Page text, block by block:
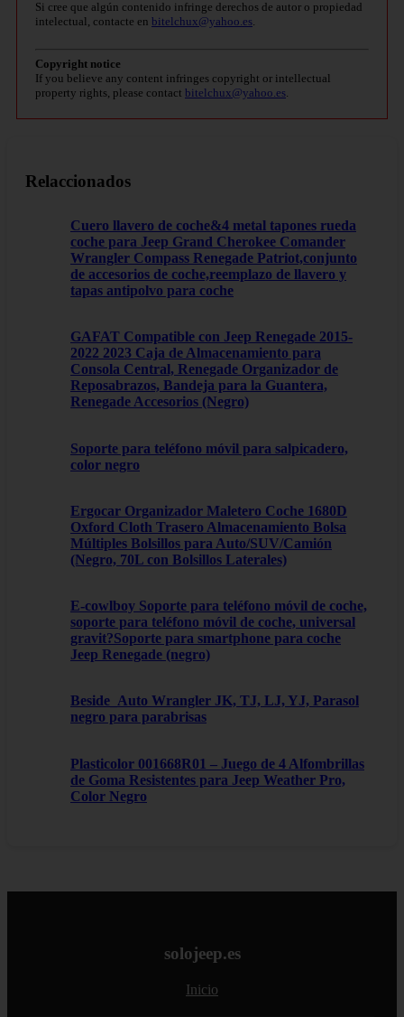
Si cree que algún contenido infringe derechos de autor o propiedad
intelectual, contacte en bitelchux@yahoo.es
Copyright notice
If you believe any content infringes copyright or intellectual
property rights, please contact bitelchux@yahoo.es
Relaccionados
Cuero llavero de coche&4 metal tapones rueda
coche para Jeep Grand Cherokee Comander
Wrangler Compass Renegade Patriot,conjunto
de accesorios de coche,reemplazo de llavero y
tapas antipolvo para coche
GAFAT Compatible con Jeep Renegade 2015-
2022 2023 Caja de Almacenamiento para
Consola Central, Renegade Organizador de
Reposabrazos, Bandeja para la Guantera,
Renegade Accesorios (Negro)
Soporte para teléfono móvil para salpicadero,
color negro
Ergocar Organizador Maletero Coche 1680D
Oxford Cloth Trasero Almacenamiento Bolsa
Múltiples Bolsillos para Auto/SUV/Camión
(Negro, 70L con Bolsillos Laterales)
E-cowlboy Soporte para teléfono móvil de coche,
soporte para teléfono móvil de coche, universal
gravit?Soporte para smartphone para coche
Jeep Renegade (negro)
Beside_Auto Wrangler JK, TJ, LJ, YJ, Parasol
negro para parabrisas
Plasticolor 001668R01 – Juego de 4 Alfombrillas
de Goma Resistentes para Jeep Weather Pro,
Color Negro
solojeep.es
Inicio